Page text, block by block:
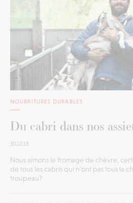
NOURRITURES DURABLES
Du cabri dans nos
30.10.18
Nous aimons le fromage de chèvre,
de tous les cabris qui n'ont pas tous la
troupeau?